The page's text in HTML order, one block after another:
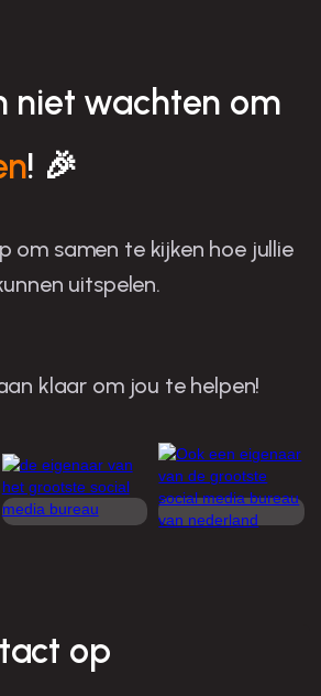
niet wachten om
! 🎉
om samen te kijken hoe jullie
uitspelen.
klaar om jou te helpen!
op